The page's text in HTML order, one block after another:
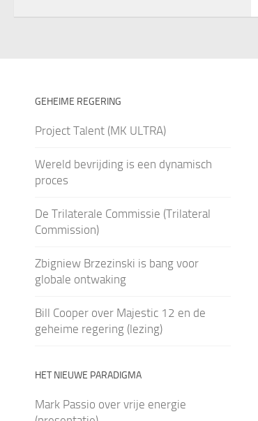
GEHEIME REGERING
Project Talent (MK ULTRA)
Wereld bevrijding is een dynamisch
proces
De Trilaterale Commissie (Trilateral
Commission)
Zbigniew Brzezinski is bang voor
globale ontwaking
Bill Cooper over Majestic 12 en de
geheime regering (lezing)
HET NIEUWE PARADIGMA
Mark Passio over vrije energie